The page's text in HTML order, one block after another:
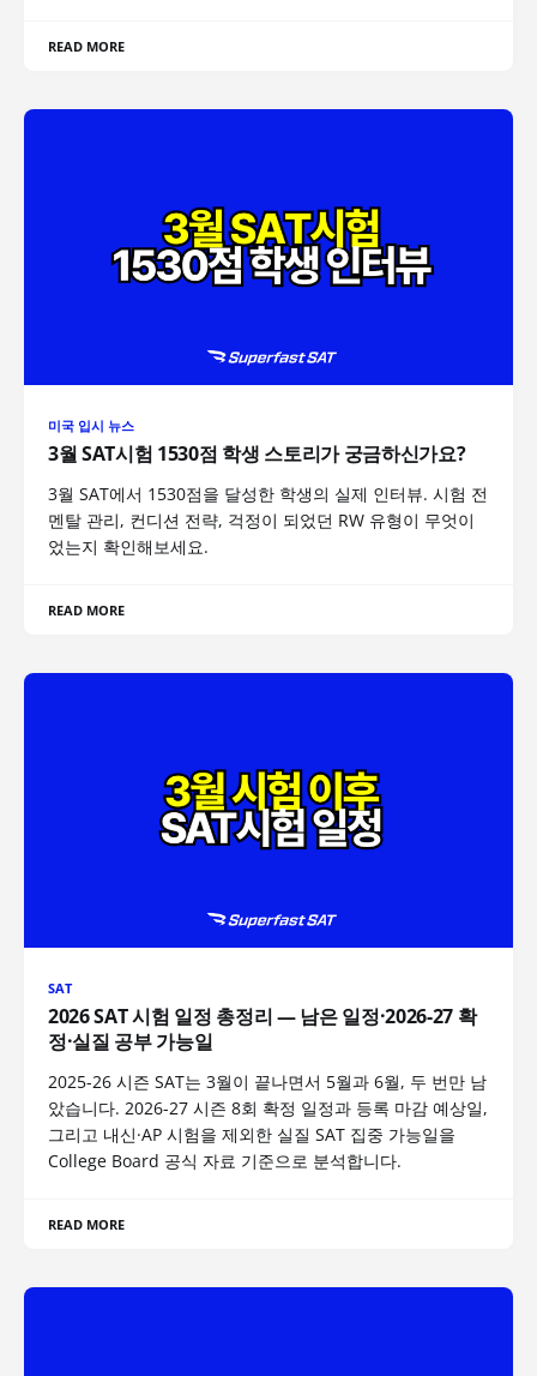
READ MORE
미국 입시 뉴스
3월 SAT시험 1530점 학생 스토리가 궁금하신가요?
3월 SAT에서 1530점을 달성한 학생의 실제 인터뷰. 시험 전
멘탈 관리, 컨디션 전략, 걱정이 되었던 RW 유형이 무엇이
었는지 확인해보세요.
READ MORE
SAT
2026 SAT 시험 일정 총정리 — 남은 일정·2026-27 확
정·실질 공부 가능일
2025-26 시즌 SAT는 3월이 끝나면서 5월과 6월, 두 번만 남
았습니다. 2026-27 시즌 8회 확정 일정과 등록 마감 예상일,
그리고 내신·AP 시험을 제외한 실질 SAT 집중 가능일을
College Board 공식 자료 기준으로 분석합니다.
READ MORE